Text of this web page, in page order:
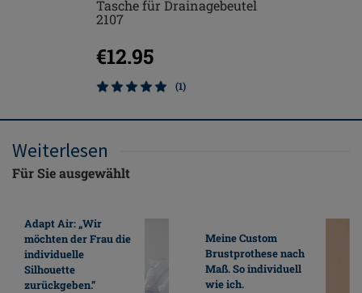
Tasche für Drainagebeutel
2107
€12.95
(1)
Weiterlesen
Für Sie ausgewählt
Adapt Air: „Wir
möchten der Frau die
individuelle
Silhouette
zurückgeben.”
Meine Custom
Brustprothese nach
Maß. So individuell
wie ich.